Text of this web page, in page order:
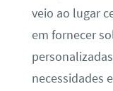
veio ao lugar
em fornecer
necessidades